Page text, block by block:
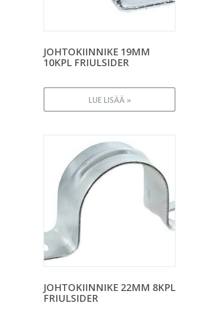
JOHTOKIINNIKE 19MM
10KPL FRIULSIDER
LUE LISÄÄ »
JOHTOKIINNIKE 22MM 8KPL
FRIULSIDER